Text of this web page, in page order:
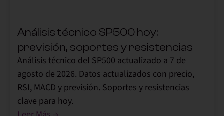
Análisis técnico SP500 hoy:
previsión, soportes y resistencias
Análisis técnico del SP500 actualizado a 7 de
agosto de 2026. Datos actualizados con precio,
RSI, MACD y previsión. Soportes y resistencias
clave para hoy.